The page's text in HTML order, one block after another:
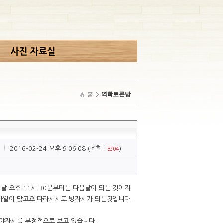
홈 역학토론방
2016-02-24 오후 9:06:08 (조회 : 3204)
오후 11시 30분부터는 다음날이 되는 것이지
이 맞고요 따라서시도 병자시가 되는것입니다.
자시를 부정적으로 보고 있습니다.